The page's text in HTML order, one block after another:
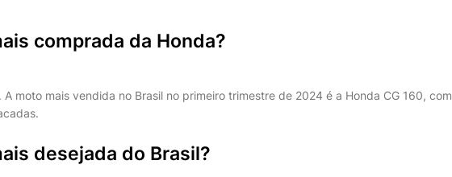
comprada da Honda?
moto mais vendida no Brasil no primeiro trimestre de 2024 é a Honda CG 160, com
desejada do Brasil?